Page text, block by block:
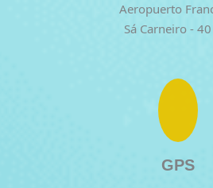
Aeropuerto
Sá Carneiro -
GPS